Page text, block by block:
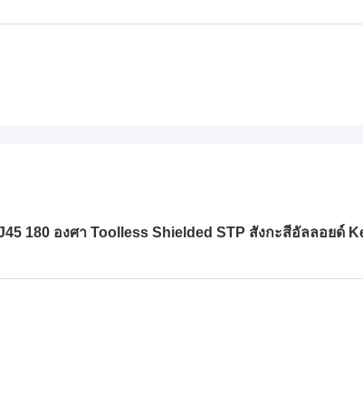
180 องศา Toolless Shielded STP สังกะสีอัลลอยด์